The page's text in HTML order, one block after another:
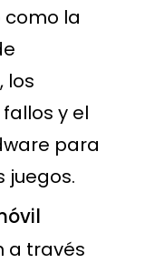
la
los
y el
para
juegos.
a través